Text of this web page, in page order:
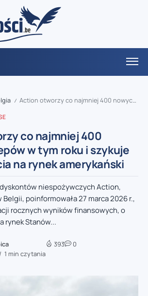
/ Action otworzy co najmniej 400 nowych sklepów w tym roku i szykuje się do wejścia na rynek amerykański
co najmniej 400
w tym roku i szykuje
na rynek amerykański
niespożywczych Action,
Belgii, poinformowała 27 marca 2026 r.,
rocznych wyników finansowych, o
rynek Stanów...
1 min czytania
393 0